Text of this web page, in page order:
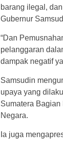
barang ilegal,
Gubernur
“Dan
pelanggaran
dampak negatif
Samsudin
upaya yang
Sumatera
Negara.
Ia juga